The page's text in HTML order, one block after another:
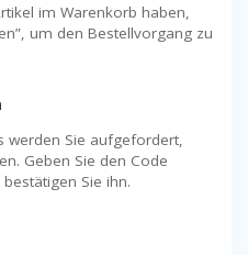
im Warenkorb haben,
um den Bestellvorgang zu
werden Sie aufgefordert,
Geben Sie den Code
Sie ihn.